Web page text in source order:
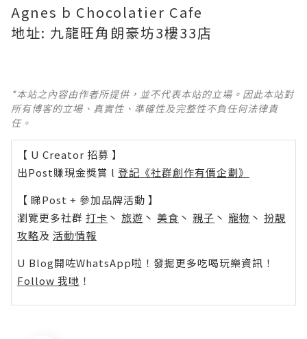
Agnes b Chocolatier Cafe
地址: 九龍旺角朗豪坊3樓33店
*本站之內容由作者所提供，並不代表本站的立場。因此本站對
所有博客的立場、真實性、準確性及完整性不負任何法律責
任。
【 U Creator 招募 】
出Post賺現金獎賞 l 登記《社群創作有價企劃》
【 睇Post + 參加品牌活動 】
瀏覽更多社群 打卡 丶 旅遊 丶 美食 丶 親子 丶 寵物 丶 扮靚
攻略及 活動情報
U Blog開咗WhatsApp啦！發掘更多吃喝玩樂資訊！
Follow 我哋 ！